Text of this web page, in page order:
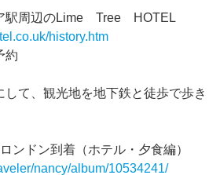
駅周辺のLime Tree HOTEL
history.htm
約
て、観光地を地下鉄と徒歩で歩き
ドン到着（ホテル・夕食編）
nancy/album/10534241/